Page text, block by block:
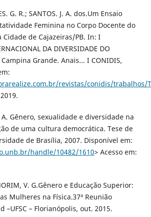
G. R.; SANTOS. J. A. dos.Um Ensaio
Feminina no Corpo Docente do
Cidade de Cajazeiras/PB. In: I
DA DIVERSIDADE DO
Campina Grande. Anais... I CONIDIS,
revistas/conidis/trabalhos/
A. Gênero, sexualidade e diversidade na
de uma cultura democrática. Tese de
de Brasília, 2007. Disponível em:
handle/10482/1610> Acesso em:
V. G.Gênero e Educação Superior:
Mulheres na Física.37ª Reunião
–UFSC – Florianópolis, out. 2015.